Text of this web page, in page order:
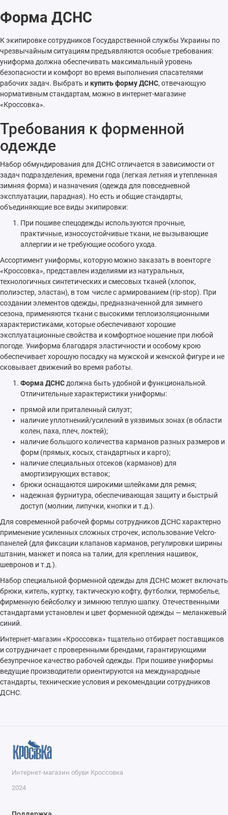
Форма ДСНС
К экипировке сотрудников Государственной службы Украины по
чрезвычайным ситуациям предъявляются особые требования:
униформа должна обеспечивать максимальный уровень
безопасности и комфорт во время выполнения спасателями
рабочих задач. Выбрать и купить форму ДСНС, отвечающую
нормативным стандартам, можно в интернет-магазине
«Кроссовка».
Требования к форменной
одежде
Набор обмундирования для ДСНС отличается в зависимости от
задач подразделения, времени года (легкая летняя и утепленная
зимняя форма) и назначения (одежда для повседневной
эксплуатации, парадная). Но есть и общие стандарты,
объединяющие все виды экипировки:
При пошиве спецодежды используются прочные,
практичные, износоустойчивые ткани, не вызывающие
аллергии и не требующие особого ухода.
Ассортимент униформы, которую можно заказать в военторге
«Кроссовка», представлен изделиями из натуральных,
технологичных синтетических и смесовых тканей (хлопок,
полиэстер, эластан), в том числе с армированием (rip-stop). При
создании элементов одежды, предназначенной для зимнего
сезона, применяются ткани с высокими теплоизоляционными
характеристиками, которые обеспечивают хорошие
эксплуатационные свойства и комфортное ношение при любой
погоде. Униформа благодаря эластичности и особому крою
обеспечивает хорошую посадку на мужской и женской фигуре и не
сковывает движений во время работы.
Форма ДСНСдолжна быть удобной и функциональной.
Отличительные характеристики униформы:
прямой или приталенный силуэт;
наличие уплотнений/усилений в уязвимых зонах (в области
колен, паха, плеч, локтей);
наличие большого количества карманов разных размеров и
форм (прямых, косых, стандартных и карго);
наличие специальных отсеков (карманов) для
амортизирующих вставок;
брюки оснащаются широкими шлейками для ремня;
надежная фурнитура, обеспечивающая защиту и быстрый
доступ (молнии, липучки, кнопки и т.д.).
Для современной рабочей формы сотрудников ДСНС характерно
применение усиленных сложных строчек, использование Velcro-
панелей (для фиксации клапанов карманов, регулировки ширины
штанин, манжет и пояса на талии, для крепления нашивок,
шевронов и т.д.).
Набор специальной форменной одежды для ДСНС может включать
брюки, китель, куртку, тактическую кофту, футболки, термобелье,
фирменную бейсболку и зимнюю теплую шапку. Отечественными
стандартами установлен и цвет форменной одежды — меланжевый
синий.
Интернет-магазин «Кроссовка» тщательно отбирает поставщиков
и сотрудничает с проверенными брендами, гарантирующими
безупречное качество рабочей одежды. При пошиве униформы
ведущие производители ориентируются на международные
стандарты, технические условия и рекомендации сотрудников
ДСНС.
Интернет-магазин обуви Кроссовка
2024